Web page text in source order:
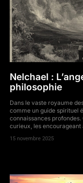
Nelchael :
philosophie
Dans le vaste royaume
comme un guide spirituel
connaissances
curieux, les encourageant
15 novembre 2025